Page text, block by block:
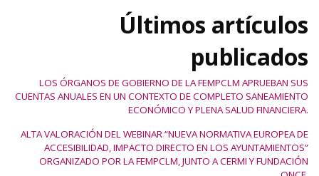
Últimos artículos
publicados
LOS ÓRGANOS DE GOBIERNO DE LA FEMPCLM APRUEBAN SUS
CUENTAS ANUALES EN UN CONTEXTO DE COMPLETO SANEAMIENTO
ECONÓMICO Y PLENA SALUD FINANCIERA.
ALTA VALORACIÓN DEL WEBINAR “NUEVA NORMATIVA EUROPEA DE
ACCESIBILIDAD, IMPACTO DIRECTO EN LOS AYUNTAMIENTOS”
ORGANIZADO POR LA FEMPCLM, JUNTO A CERMI Y FUNDACIÓN